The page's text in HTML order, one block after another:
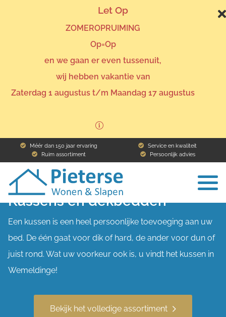
Méér dan 150 jaar ervaring
Ruim assortiment
Service en kwaliteit
Persoonlijk advies
Let Op
ZOMEROPRUIMING
Op=Op
en we gaan er even tussenuit,
wij hebben vakantie van
Zaterdag 1 augustus t/m Maandag 17 augustus
Collectie Slapen Kussens en dekbedden
Kussens en dekbedden
Een kussen is een heel persoonlijke toevoeging aan uw
bed. De één gaat voor dik of hard, de ander voor dun of
juist rond. Wat uw voorkeur ook is, u vindt het kussen in
Wemeldinge!
Bekijk het volledige assortiment